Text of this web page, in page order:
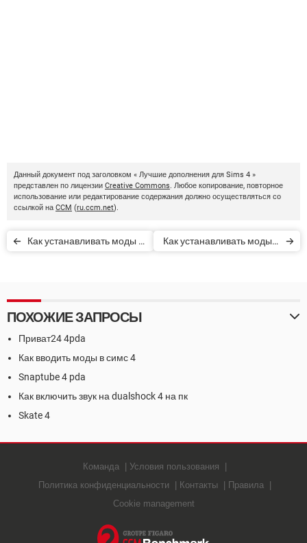
Данный документ под заголовком « Лучшие дополнения для Sims 4 »
представлен по лицензии Creative Commons. Любое копирование, повторное
использование или редактирование содержания должно осуществляться со
ссылкой на CCM (ru.ccm.net).
Как устанавливать моды и
Как устанавливать моды и
ПОХОЖИЕ ЗАПРОСЫ
Приват24 4pda
Как вводить моды в симс 4
Snaptube 4 pda
Как включить звук на dualshock 4 на пк
Skate 4
Команда
Условия пользования
Политика конфиденциальности
Контакты
Правила
Cookie management